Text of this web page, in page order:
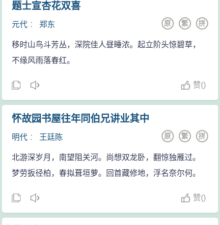
题士宣杏花双喜
元代 ：郑东 拼
繁
原
移时山鸟斗芳丛，深院佳人昼睡浓。起立阶头惊碧草，
不缘风雨落春红。
赞()
怀故园书屋往年同伯兄讲业其中
明代 ： 王廷陈 拼
繁
原
北游深岁月，南望阻关河。尚想双龙卧，翻惊独雁过。
梦劳扳径柏，春拟葺垣萝。回首藏修地，浮名奈尔何。
赞()